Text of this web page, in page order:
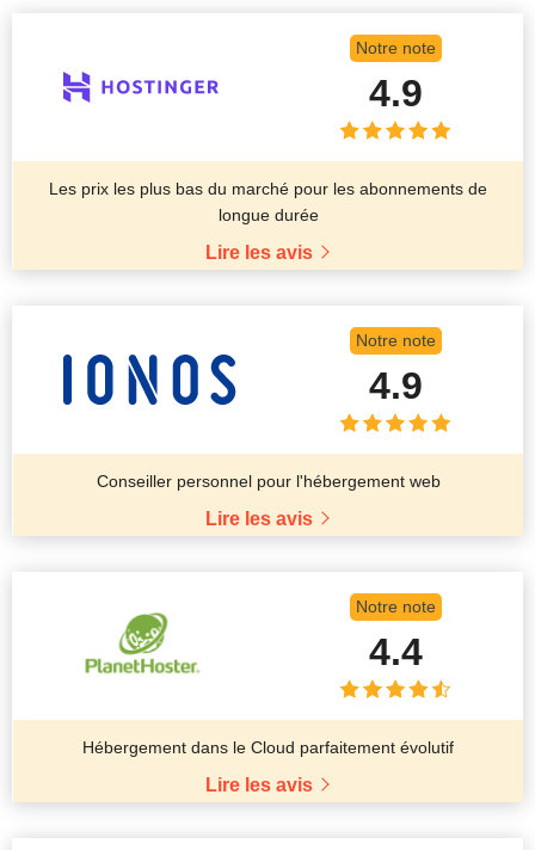
Notre note
4.9
Les prix les plus bas du marché pour les abonnements de
longue durée
Lire les avis
Notre note
4.9
Conseiller personnel pour l'hébergement web
Lire les avis
Notre note
4.4
Hébergement dans le Cloud parfaitement évolutif
Lire les avis